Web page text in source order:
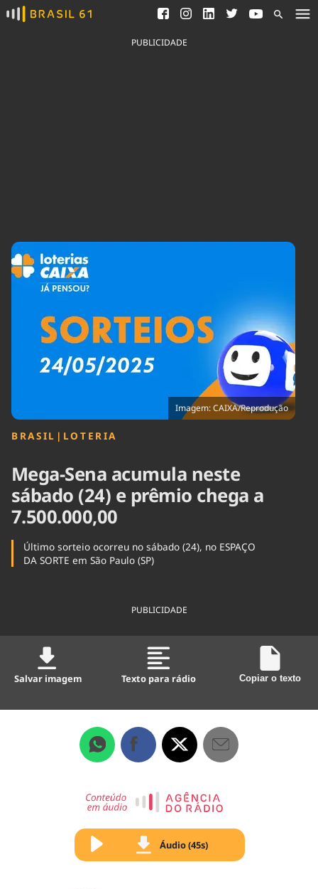
Ver todas as notícias
Saneamento
Indicadores
Agronegócios
Brasil
Brasil Mineral
Tecnologia
Cinema
Infraestrutura
Internacional
Tempo
PUBLICIDADE
Imagem: CAIXA/Reprodução
BRASIL | LOTERIA
Mega-Sena acumula neste
sábado (24) e prêmio chega a
7.500.000,00
Último sorteio ocorreu no sábado (24), no ESPAÇO
DA SORTE em São Paulo (SP)
PUBLICIDADE
Salvar imagem Texto para rádio Copiar o texto
Áudio (45s)